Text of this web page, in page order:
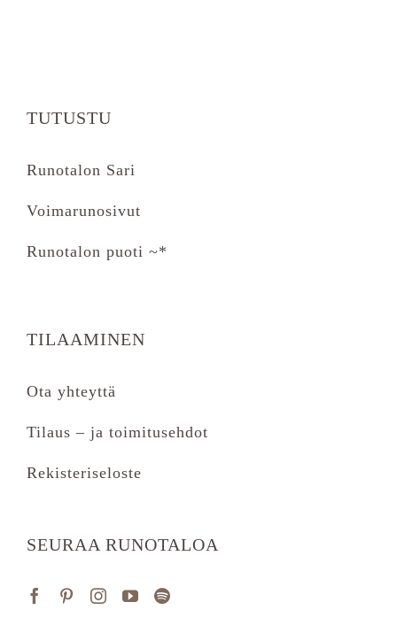
TUTUSTU
Runotalon Sari
Voimarunosivut
Runotalon puoti ~*
TILAAMINEN
Ota yhteyttä
Tilaus – ja toimitusehdot
Rekisteriseloste
SEURAA RUNOTALOA